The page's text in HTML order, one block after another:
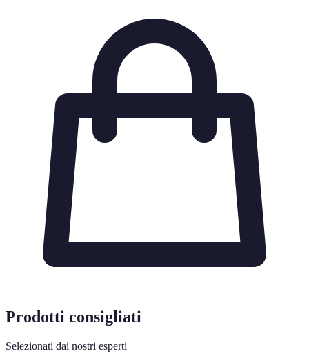
Prodotti consigliati
Selezionati dai nostri esperti